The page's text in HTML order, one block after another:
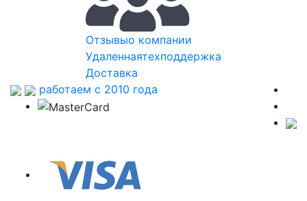
Отзывыо компании
Удаленнаятехподдержка
Доставка
работаем с 2010 года